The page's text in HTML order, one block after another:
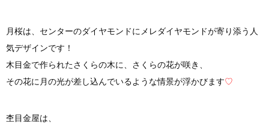
月桜は、センターのダイヤモンドにメレダイヤモンドが寄り添う人
気デザインです！
木目金で作られたさくらの木に、さくらの花が咲き、
その花に月の光が差し込んでいるような情景が浮かびます♡
杢目金屋は、